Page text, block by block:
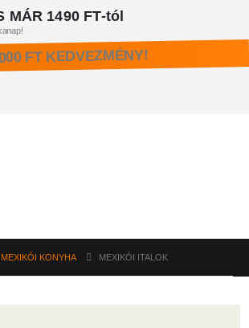
MÁR 1490 FT-tól
FT KEDVEZMÉNY!
MEXIKÓI KONYHA MEXIKÓI ITALOK